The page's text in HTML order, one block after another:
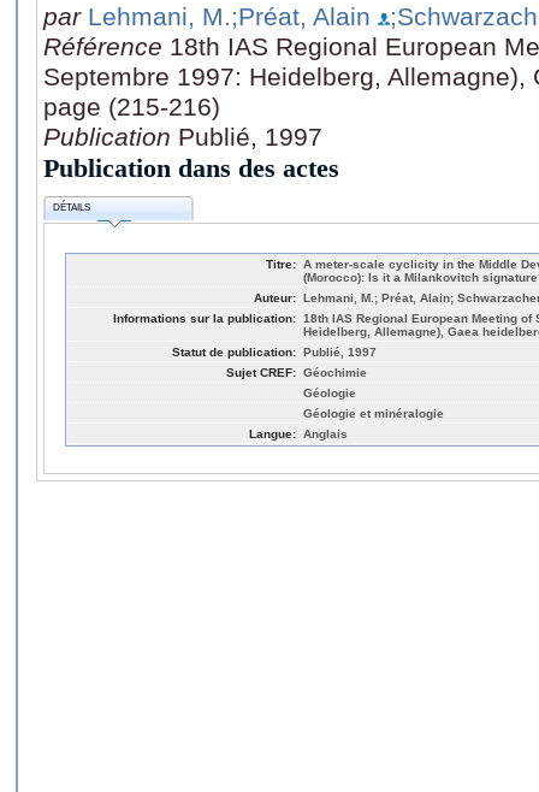
par Lehmani, M.;Préat, Alain
Référence 18th IAS Regional European
Septembre 1997: Heidelberg,
page (215-216)
Publication Publié, 1997
Publication dans des actes
DÉTAILS
Titre: A meter-scale cyclicity in the Middle
(Morocco): Is it a Milankovitch
Auteur: Lehmani, M.; Préat, Alain;
Informations sur la publication: 18th IAS Regional European Meeting
Heidelberg, Allemagne), Gaea
Statut de publication: Publié, 1997
Sujet CREF: Géochimie
Géologie
Géologie et minéralogie
Langue: Anglais